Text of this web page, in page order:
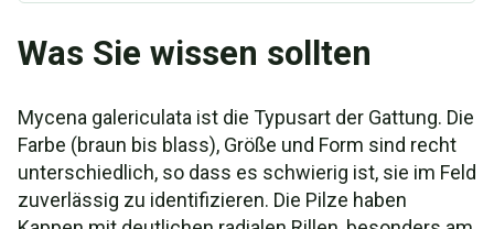
Was Sie wissen sollten
Mycena galericulata ist die Typusart der Gattung. Die
Farbe (braun bis blass), Größe und Form sind recht
unterschiedlich, so dass es schwierig ist, sie im Feld
zuverlässig zu identifizieren. Die Pilze haben